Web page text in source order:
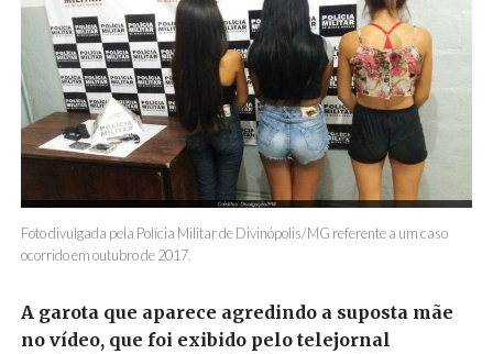
Foto divulgada pela Polícia Militar de Divinópolis/MG referente a um caso
ocorrido em outubro de 2017.
A garota que aparece agredindo a suposta mãe
no vídeo, que foi exibido pelo telejornal